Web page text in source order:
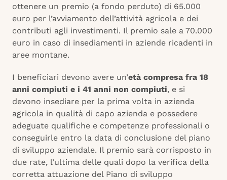
ottenere un premio (a fondo perduto) di 65.000
euro per l’avviamento dell’attività agricola e dei
contributi agli investimenti. Il premio sale a 70.000
euro in caso di insediamenti in aziende ricadenti in
aree montane.
I beneficiari devono avere un’età compresa fra 18
anni compiuti e i 41 anni non compiuti, e si
devono insediare per la prima volta in azienda
agricola in qualità di capo azienda e possedere
adeguate qualifiche e competenze professionali o
conseguirle entro la data di conclusione del piano
di sviluppo aziendale. Il premio sarà corrisposto in
due rate, l’ultima delle quali dopo la verifica della
corretta attuazione del Piano di sviluppo